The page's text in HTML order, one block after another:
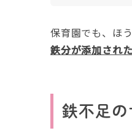
保育園でも、ほ
鉄分が添加され
鉄不足の